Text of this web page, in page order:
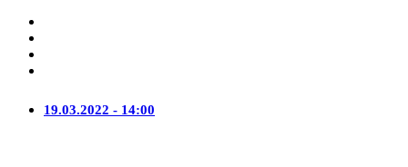
19.03.2022 - 14:00